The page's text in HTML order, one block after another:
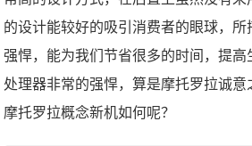
的设计能较好的吸引消费者的眼球，
强悍，能为我们节省很多的时间，提高
处理器非常的强悍，算是摩托罗拉诚
摩托罗拉概念新机如何呢？